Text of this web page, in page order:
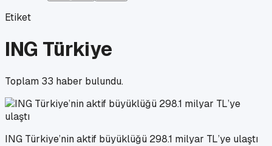
Etiket
ING Türkiye
Toplam 33 haber bulundu.
ING Türkiye’nin aktif büyüklüğü 298.1 milyar TL’ye ulaştı